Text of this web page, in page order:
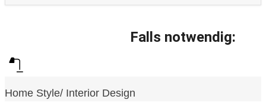
Falls notwendig:
Home Style/ Interior Design